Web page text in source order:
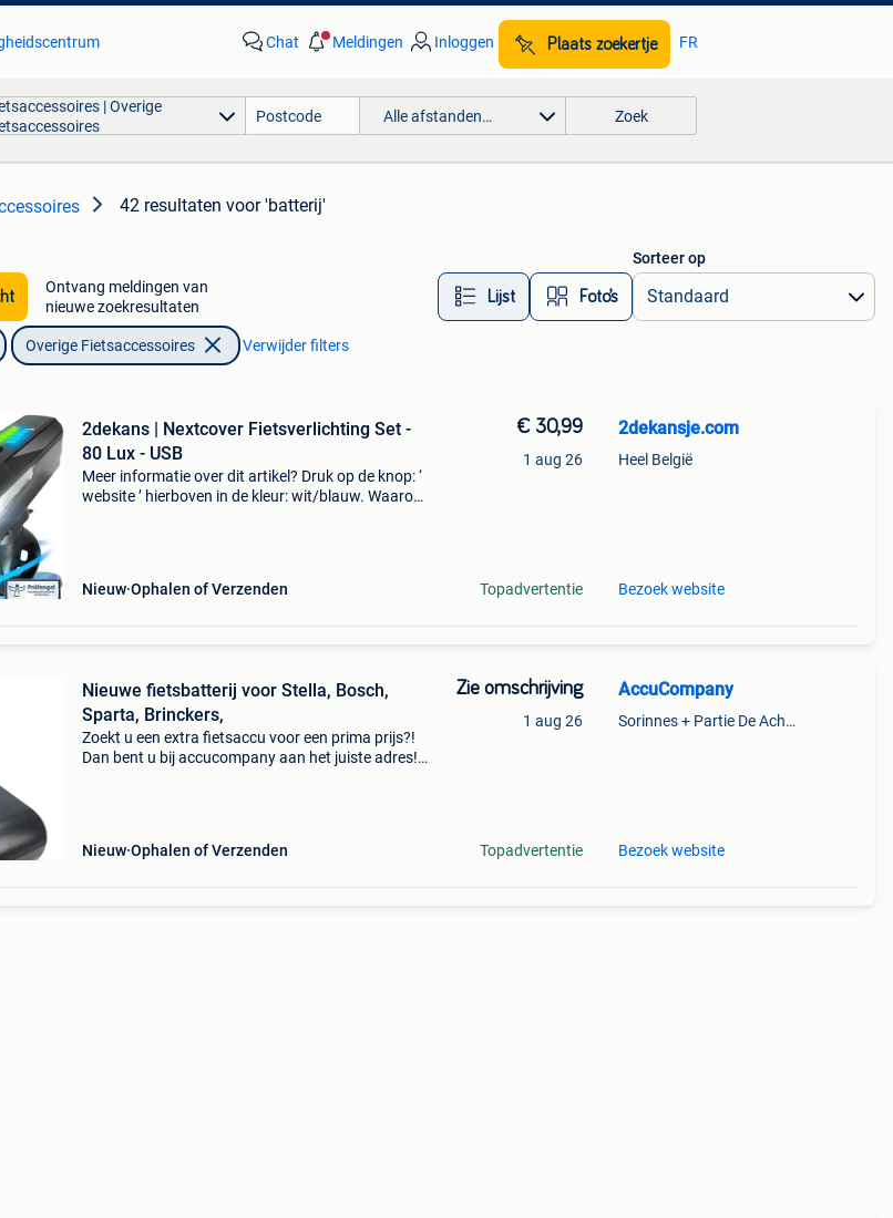
Chat Meldingen Inloggen Plaats zoekertje FR
| Overige
Alle afstanden… Zoek
42 resultaten voor 'batterij'
Ontvang meldingen van
nieuwe zoekresultaten
Lijst Foto’s
Sorteer op
Overige Fietsaccessoires Verwijder filters
2dekans | Nextcover Fietsverlichting Set -
80 Lux - USB
Meer informatie over dit artikel? Druk op de knop: ‘
website ’ hierboven in de kleur: wit/blauw. Waarom
Nieuw Ophalen of Verzenden
€ 30,99
1 aug 26
Topadvertentie
2dekansje.com
Heel België
Bezoek website
Nieuwe fietsbatterij voor Stella, Bosch,
Sparta, Brinckers,
Zoekt u een extra fietsaccu voor een prima prijs?!
Dan bent u bij accucompany aan het juiste adres!
Nieuw Ophalen of Verzenden
Zie omschrijving
1 aug 26
Topadvertentie
AccuCompany
Sorinnes + Partie De Achene
Bezoek website